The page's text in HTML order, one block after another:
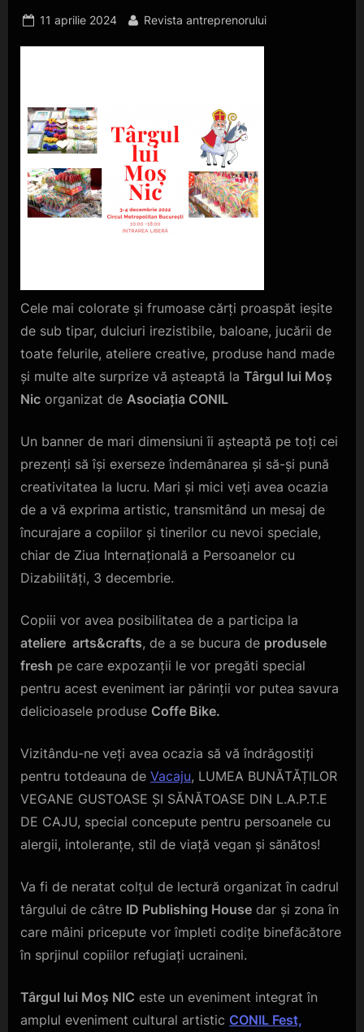
Posted
11 aprilie 2024 By
Revista antreprenorului
Cele mai colorate și frumoase cărți proaspăt ieșite
de sub tipar, dulciuri irezistibile, baloane, jucării de
toate felurile, ateliere creative, produse hand made
și multe alte surprize vă așteaptă la Târgul lui Moș
Nic organizat de Asociația CONIL
Un banner de mari dimensiuni îi așteaptă pe toți cei
prezenți să își exerseze îndemânarea și să-și pună
creativitatea la lucru. Mari și mici veți avea ocazia
de a vă exprima artistic, transmitând un mesaj de
încurajare a copiilor și tinerilor cu nevoi speciale,
chiar de Ziua Internațională a Persoanelor cu
Dizabilități, 3 decembrie.
Copiii vor avea posibilitatea de a participa la
ateliere arts&crafts, de a se bucura de produsele
fresh pe care expozanții le vor pregăti special
pentru acest eveniment iar părinții vor putea savura
delicioasele produse Coffe Bike.
Vizitându-ne veți avea ocazia să vă îndrăgostiți
pentru totdeauna de Vacaju, LUMEA BUNĂTĂȚILOR
VEGANE GUSTOASE ȘI SĂNĂTOASE DIN L.A.P.T.E
DE CAJU, special concepute pentru persoanele cu
alergii, intoleranțe, stil de viață vegan și sănătos!
Va fi de neratat colțul de lectură organizat în cadrul
târgului de câtre ID Publishing House dar și zona în
care mâini pricepute vor împleti codițe binefăcătore
în sprjinul copiilor refugiați ucraineni.
Târgul lui Moș NIC este un eveniment integrat în
amplul eveniment cultural artistic CONIL Fest,